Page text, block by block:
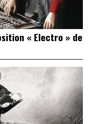
« Electro » de